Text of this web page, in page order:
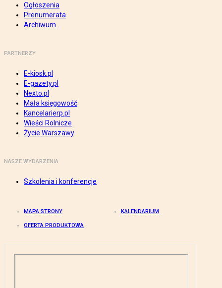
Ogłoszenia
Prenumerata
Archiwum
PARTNERZY
E-kiosk.pl
E-gazety.pl
Nexto.pl
Mała księgowość
Kancelarierp.pl
Wieści Rolnicze
Życie Warszawy
NASZE WYDARZENIA
Szkolenia i konferencje
MAPA STRONY KALENDARIUM
OFERTA PRODUKTOWA